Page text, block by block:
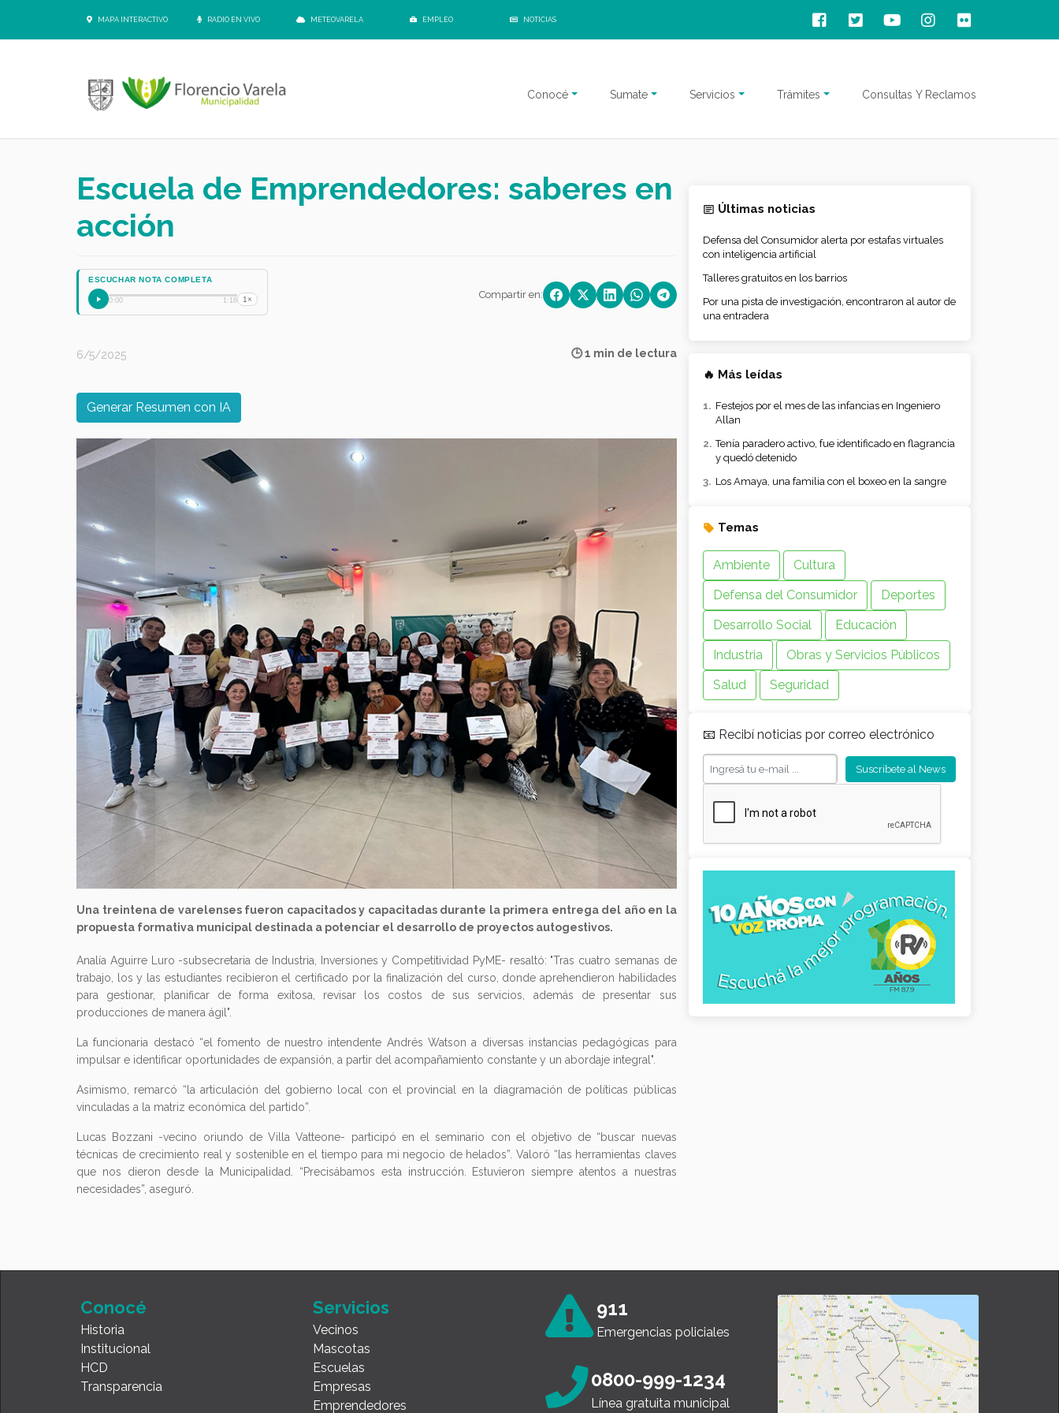
MAPA INTERACTIVO RADIO EN VIVO METEOVARELA EMPLEO NOTICIAS
Conocé Sumate Servicios Trámites Consultas Y Reclamos
Escuela de Emprendedores: saberes en
acción
ESCUCHAR NOTA COMPLETA
0:00 1:18 1× Compartir en:
6/5/2025 🕒 1 min de lectura
Generar Resumen con IA
Previous Next
Una treintena de varelenses fueron capacitados y capacitadas durante la primera entrega del año en la
propuesta formativa municipal destinada a potenciar el desarrollo de proyectos autogestivos.
Analía Aguirre Luro -subsecretaria de Industria, Inversiones y Competitividad PyME- resaltó: "Tras cuatro semanas de
trabajo, los y las estudiantes recibieron el certificado por la finalización del curso, donde aprehendieron habilidades
para gestionar, planificar de forma exitosa, revisar los costos de sus servicios, además de presentar sus
producciones de manera ágil".
La funcionaria destacó “el fomento de nuestro intendente Andrés Watson a diversas instancias pedagógicas para
impulsar e identificar oportunidades de expansión, a partir del acompañamiento constante y un abordaje integral".
Asimismo, remarcó “la articulación del gobierno local con el provincial en la diagramación de políticas públicas
vinculadas a la matriz económica del partido”.
Lucas Bozzani -vecino oriundo de Villa Vatteone- participó en el seminario con el objetivo de “buscar nuevas
técnicas de crecimiento real y sostenible en el tiempo para mi negocio de helados”. Valoró “las herramientas claves
que nos dieron desde la Municipalidad. “Precisábamos esta instrucción. Estuvieron siempre atentos a nuestras
necesidades”, aseguró.
Últimas noticias
Defensa del Consumidor alerta por estafas virtuales
con inteligencia artificial
Talleres gratuitos en los barrios
Por una pista de investigación, encontraron al autor de
una entradera
🔥 Más leídas
Festejos por el mes de las infancias en Ingeniero
Allan
Tenía paradero activo, fue identificado en flagrancia
y quedó detenido
Los Amaya, una familia con el boxeo en la sangre
Temas
Ambiente
Cultura
Defensa del Consumidor
Deportes
Desarrollo Social
Educación
Industria
Obras y Servicios Públicos
Salud
Seguridad
📧 Recibí noticias por correo electrónico
Conocé
Historia
Institucional
HCD
Transparencia
Servicios
Vecinos
Mascotas
Escuelas
Empresas
Emprendedores
911
Emergencias policiales
0800-999-1234
Línea gratuita municipal